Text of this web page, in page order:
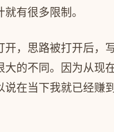
有很多限制。
开，思路被打开后，
大的不同。因为从现
说在当下我就已经赚到